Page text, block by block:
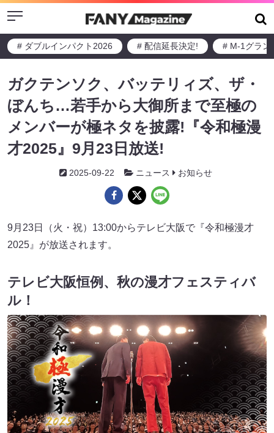
Menu
# ダブルインパクト2026 # 配信延長決定! # M-1グラン
ガクテンソク、バッテリィズ、ザ・
ぼんち…若手から大御所まで至極の
メンバーが極ネタを披露!『令和極漫
才2025』9月23日放送!
2025-09-22 ニュース お知らせ
9月23日（火・祝）13:00からテレビ大阪で『令和極漫才
2025』が放送されます。
テレビ大阪恒例、秋の漫才フェスティバ
ル！